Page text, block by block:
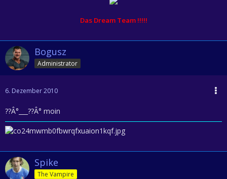
Das Dream Team !!!!!
Bogusz
Administrator
6. Dezember 2010
??Â°___??Â° moin
Spike
The Vampire